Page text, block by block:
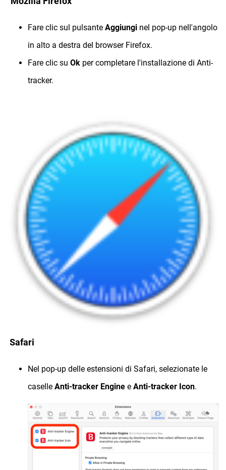
Fare clic sul pulsante Aggiungi nel pop-up nell'angolo
in alto a destra del browser Firefox.
Fare clic su Ok per completare l'installazione di Anti-
tracker.
Safari
Nel pop-up delle estensioni di Safari, selezionate le
caselle Anti-tracker Engine e Anti-tracker Icon.